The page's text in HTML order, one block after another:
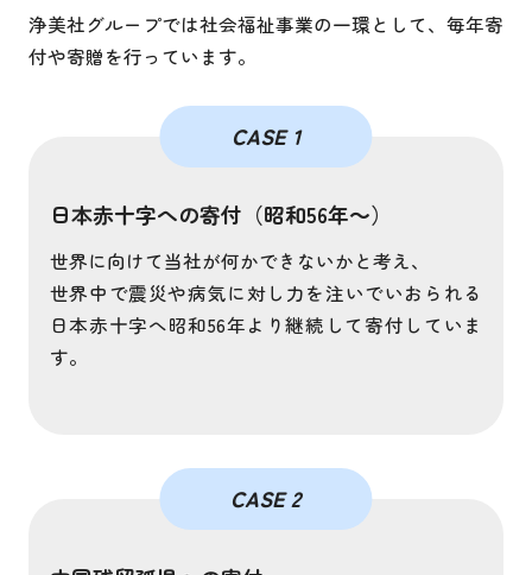
浄美社グループでは社会福祉事業の一環として、毎年寄
付や寄贈を行っています。
CASE 1
日本赤十字への寄付（昭和56年～）
世界に向けて当社が何かできないかと考え、
世界中で震災や病気に対し力を注いでいおられる
日本赤十字へ昭和56年より継続して寄付していま
す。
CASE 2